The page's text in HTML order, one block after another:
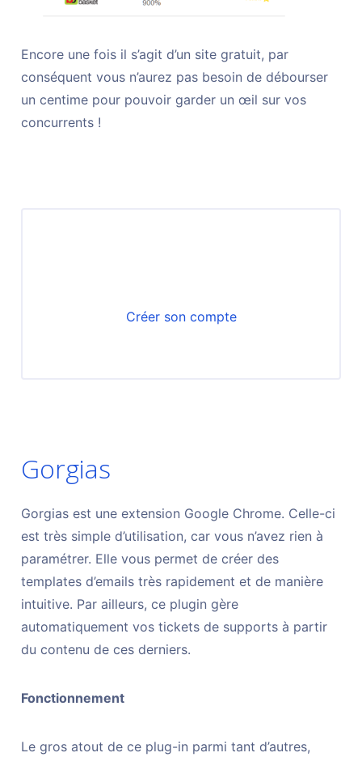
Encore une fois il s’agit d’un site gratuit, par
conséquent vous n’aurez pas besoin de débourser
un centime pour pouvoir garder un œil sur vos
concurrents !
Créer son compte
Gorgias
Gorgias est une extension Google Chrome. Celle-ci
est très simple d’utilisation, car vous n’avez rien à
paramétrer. Elle vous permet de créer des
templates d’emails très rapidement et de manière
intuitive. Par ailleurs, ce plugin gère
automatiquement vos tickets de supports à partir
du contenu de ces derniers.
Fonctionnement
Le gros atout de ce plug-in parmi tant d’autres,